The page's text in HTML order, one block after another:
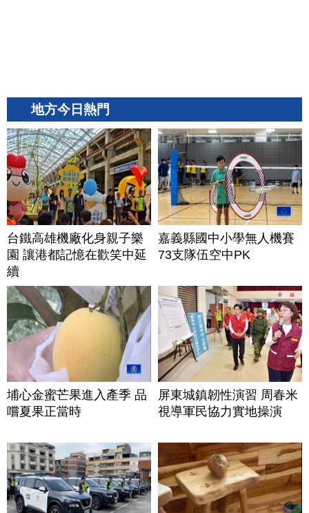
地方今日熱門
台鐵高雄機廠化身親子樂
園 讓港都記憶在歡笑中延
續
嘉義縣國中小學無人機賽
73支隊伍空中PK
埔心金蜜芒果進入產季 品
嚐夏果正當時
屏東城鎮韌性演習 周春米
視導軍民協力實地操演